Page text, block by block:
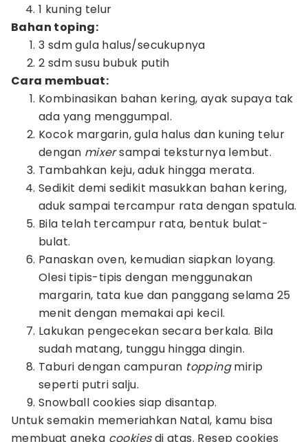
1 kuning telur
Bahan toping:
3 sdm gula halus/secukupnya
2 sdm susu bubuk putih
Cara membuat:
Kombinasikan bahan kering, ayak supaya tak
ada yang menggumpal.
Kocok margarin, gula halus dan kuning telur
dengan mixersampai teksturnya lembut.
Tambahkan keju, aduk hingga merata.
Sedikit demi sedikit masukkan bahan kering,
aduk sampai tercampur rata dengan spatula.
Bila telah tercampur rata, bentuk bulat-
bulat.
Panaskan oven, kemudian siapkan loyang.
Olesi tipis-tipis dengan menggunakan
margarin, tata kue dan panggang selama 25
menit dengan memakai api kecil.
Lakukan pengecekan secara berkala. Bila
sudah matang, tunggu hingga dingin.
Taburi dengan campuran toppingmirip
seperti putri salju.
Snowball cookies siap disantap.
Untuk semakin memeriahkan Natal, kamu bisa
membuat aneka cookiesdi atas. Resep cookies